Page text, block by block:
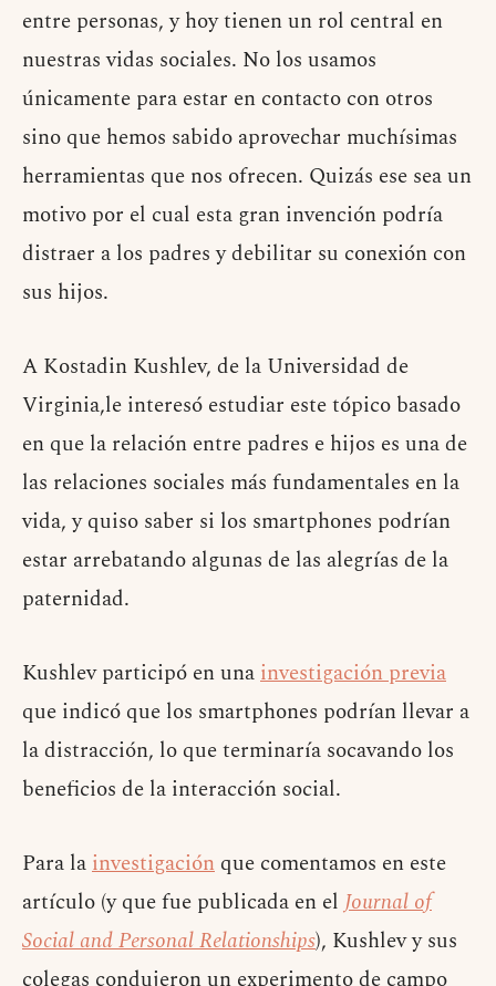
entre personas, y hoy tienen un rol central en
nuestras vidas sociales. No los usamos
únicamente para estar en contacto con otros
sino que hemos sabido aprovechar muchísimas
herramientas que nos ofrecen. Quizás ese sea un
motivo por el cual esta gran invención podría
distraer a los padres y debilitar su conexión con
sus hijos.
A Kostadin Kushlev, de la Universidad de
Virginia,le interesó estudiar este tópico basado
en que la relación entre padres e hijos es una de
las relaciones sociales más fundamentales en la
vida, y quiso saber si los smartphones podrían
estar arrebatando algunas de las alegrías de la
paternidad.
Kushlev participó en unainvestigación previa
que indicó que los smartphones podrían llevar a
la distracción, lo que terminaría socavando los
beneficios de la interacción social.
Para lainvestigación que comentamos en este
artículo (y que fue publicada en el Journal of
Social and Personal Relationships), Kushlev y sus
colegas condujeron un experimento de campo